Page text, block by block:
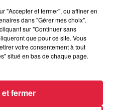
Domaine Wunsch et
!
!
"Accepter et fermer", ou affiner en
dans "Gérer mes choix".
sur "Continuer sans
que pour ce site. Vous
votre consentement à tout
situé en bas de chaque page.
fermer